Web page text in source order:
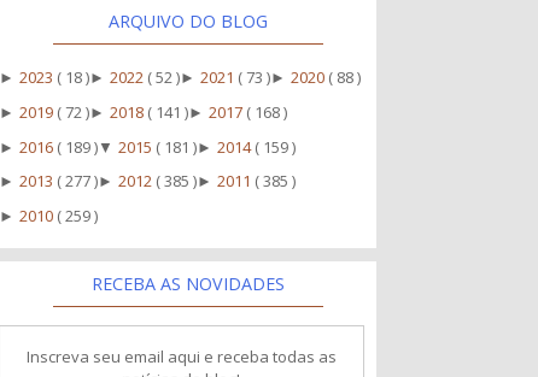
ARQUIVO DO BLOG
►2023 ( 18 )►2022 ( 52 )►2021 ( 73 )►2020 ( 88 )
►2019 ( 72 )►2018 ( 141 )►2017 ( 168 )
►2016 ( 189 ) ▼2015 ( 181 )►2014( 159 )
►2013 ( 277 )►2012 ( 385 )►2011 ( 385 )
►2010 ( 259 )
RECEBA AS NOVIDADES
Inscreva seu email aqui e receba todas as